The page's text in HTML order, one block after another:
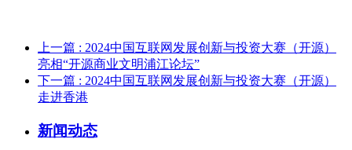
上一篇 : 2024中国互联网发展创新与投资大赛（开源）
亮相“开源商业文明浦江论坛”
下一篇 : 2024中国互联网发展创新与投资大赛（开源）
走进香港
新闻动态